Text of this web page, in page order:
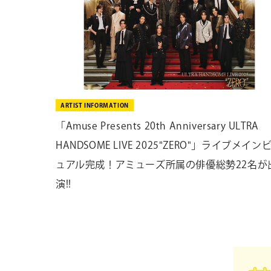
ARTIST INFORMATION
「Amuse Presents 20th Anniversary ULTRA
HANDSOME LIVE 2025"ZERO"」ライブメイン
ュアル完成！アミューズ所属の俳優総勢22名が
演!!